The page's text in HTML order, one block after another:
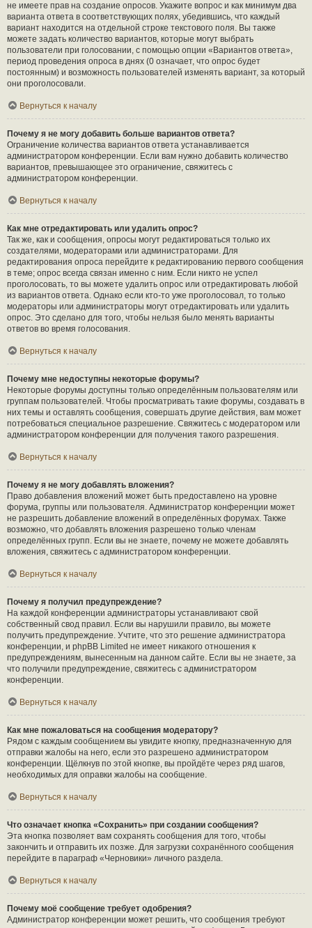
не имеете прав на создание опросов. Укажите вопрос и как минимум два
варианта ответа в соответствующих полях, убедившись, что каждый
вариант находится на отдельной строке текстового поля. Вы также
можете задать количество вариантов, которые могут выбрать
пользователи при голосовании, с помощью опции «Вариантов ответа»,
период проведения опроса в днях (0 означает, что опрос будет
постоянным) и возможность пользователей изменять вариант, за который
они проголосовали.
Вернуться к началу
Почему я не могу добавить больше вариантов ответа?
Ограничение количества вариантов ответа устанавливается
администратором конференции. Если вам нужно добавить количество
вариантов, превышающее это ограничение, свяжитесь с
администратором конференции.
Вернуться к началу
Как мне отредактировать или удалить опрос?
Так же, как и сообщения, опросы могут редактироваться только их
создателями, модераторами или администраторами. Для
редактирования опроса перейдите к редактированию первого сообщения
в теме; опрос всегда связан именно с ним. Если никто не успел
проголосовать, то вы можете удалить опрос или отредактировать любой
из вариантов ответа. Однако если кто-то уже проголосовал, то только
модераторы или администраторы могут отредактировать или удалить
опрос. Это сделано для того, чтобы нельзя было менять варианты
ответов во время голосования.
Вернуться к началу
Почему мне недоступны некоторые форумы?
Некоторые форумы доступны только определённым пользователям или
группам пользователей. Чтобы просматривать такие форумы, создавать в
них темы и оставлять сообщения, совершать другие действия, вам может
потребоваться специальное разрешение. Свяжитесь с модератором или
администратором конференции для получения такого разрешения.
Вернуться к началу
Почему я не могу добавлять вложения?
Право добавления вложений может быть предоставлено на уровне
форума, группы или пользователя. Администратор конференции может
не разрешить добавление вложений в определённых форумах. Также
возможно, что добавлять вложения разрешено только членам
определённых групп. Если вы не знаете, почему не можете добавлять
вложения, свяжитесь с администратором конференции.
Вернуться к началу
Почему я получил предупреждение?
На каждой конференции администраторы устанавливают свой
собственный свод правил. Если вы нарушили правило, вы можете
получить предупреждение. Учтите, что это решение администратора
конференции, и phpBB Limited не имеет никакого отношения к
предупреждениям, вынесенным на данном сайте. Если вы не знаете, за
что получили предупреждение, свяжитесь с администратором
конференции.
Вернуться к началу
Как мне пожаловаться на сообщения модератору?
Рядом с каждым сообщением вы увидите кнопку, предназначенную для
отправки жалобы на него, если это разрешено администратором
конференции. Щёлкнув по этой кнопке, вы пройдёте через ряд шагов,
необходимых для оправки жалобы на сообщение.
Вернуться к началу
Что означает кнопка «Сохранить» при создании сообщения?
Эта кнопка позволяет вам сохранять сообщения для того, чтобы
закончить и отправить их позже. Для загрузки сохранённого сообщения
перейдите в параграф «Черновики» личного раздела.
Вернуться к началу
Почему моё сообщение требует одобрения?
Администратор конференции может решить, что сообщения требуют